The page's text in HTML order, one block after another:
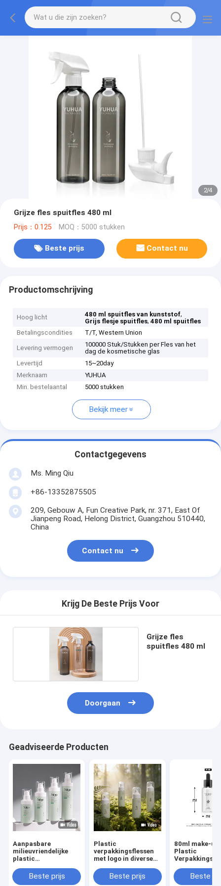
2/4
Grijze fles spuitfles 480 ml
Prijs：0.125 MOQ：5000 stukken
Beste prijs Contact nu
Productomschrijving
Hoog licht 480 ml spuitfles van kunststof,
Grijs flesje spuitfles,480 ml spuitfles
Betalingscondities
T/T, Western Union
Levering vermogen
100000 Stuk/Stukken per Fles van het
dag de kosmetische glas
Levertijd
15~20day
Merknaam
YUHUA
Min. bestelaantal
5000 stukken
Bekijk meer
Contactgegevens
Ms. Ming Qiu
+86-13352875505
209, Gebouw A, Fun Creative Park, nr. 371, East Of
Jianpeng Road, Helong District, Guangzhou 510440,
China
Contact nu
Krijg De Beste Prijs Voor
Grijze fles
spuitfles 480 ml
Doorgaan
Geadviseerde Producten
Aanpasbare
milieuvriendelijke
plastic
met hoge
slagvastheid voor
Beste prijs
Plastic
verpakkingsflessen
met logo in diverse
morspreventie voor
cosmetisch gebruik
Beste prijs
80ml make-
Plastic
Druk
Beste